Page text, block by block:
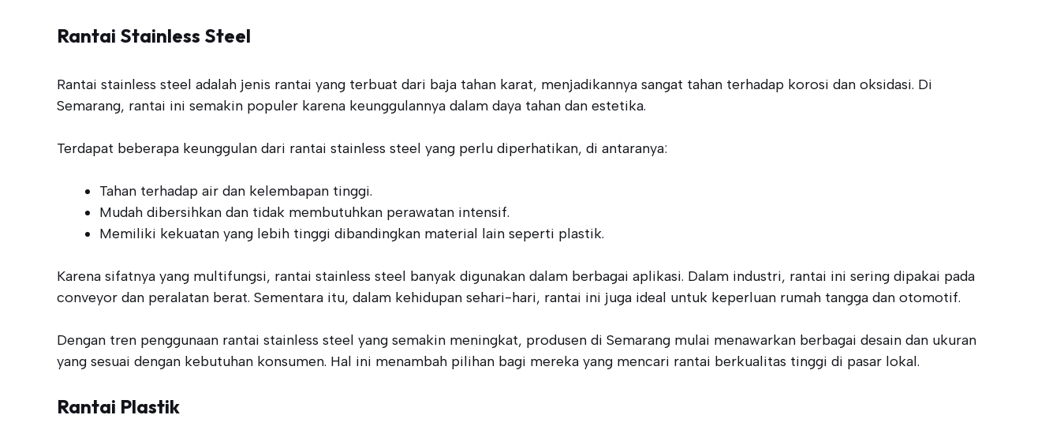
Rantai Stainless Steel
Rantai stainless steel adalah jenis rantai yang terbuat dari baja tahan karat, menjadikannya sangat tahan terhadap korosi dan oksidasi. Di
Semarang, rantai ini semakin populer karena keunggulannya dalam daya tahan dan estetika.
Terdapat beberapa keunggulan dari rantai stainless steel yang perlu diperhatikan, di antaranya:
Tahan terhadap air dan kelembapan tinggi.
Mudah dibersihkan dan tidak membutuhkan perawatan intensif.
Memiliki kekuatan yang lebih tinggi dibandingkan material lain seperti plastik.
Karena sifatnya yang multifungsi, rantai stainless steel banyak digunakan dalam berbagai aplikasi. Dalam industri, rantai ini sering dipakai pada
conveyor dan peralatan berat. Sementara itu, dalam kehidupan sehari-hari, rantai ini juga ideal untuk keperluan rumah tangga dan otomotif.
Dengan tren penggunaan rantai stainless steel yang semakin meningkat, produsen di Semarang mulai menawarkan berbagai desain dan ukuran
yang sesuai dengan kebutuhan konsumen. Hal ini menambah pilihan bagi mereka yang mencari rantai berkualitas tinggi di pasar lokal.
Rantai Plastik